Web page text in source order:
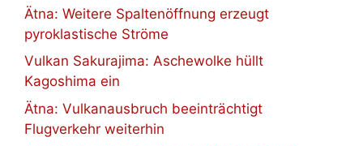
Ätna: Weitere Spaltenöffnung erzeugt
pyroklastische Ströme
Vulkan Sakurajima: Aschewolke hüllt
Kagoshima ein
Ätna: Vulkanausbruch beeinträchtigt
Flugverkehr weiterhin